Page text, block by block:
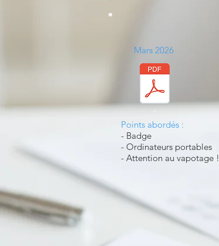
Mars 2026
-
Points abordés :
- Badge
- Ordinateurs portables
- Attention au vapotage !